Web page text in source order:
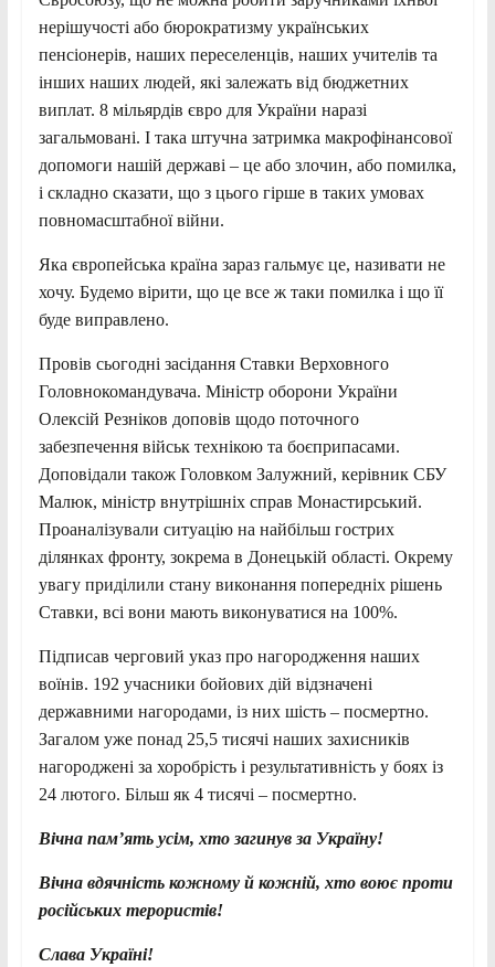
нерішучості або бюрократизму українських
пенсіонерів, наших переселенців, наших учителів та
інших наших людей, які залежать від бюджетних
виплат. 8 мільярдів євро для України наразі
загальмовані. І така штучна затримка макрофінансової
допомоги нашій державі – це або злочин, або помилка,
і складно сказати, що з цього гірше в таких умовах
повномасштабної війни.
Яка європейська країна зараз гальмує це, називати не
хочу. Будемо вірити, що це все ж таки помилка і що її
буде виправлено.
Провів сьогодні засідання Ставки Верховного
Головнокомандувача. Міністр оборони України
Олексій Резніков доповів щодо поточного
забезпечення військ технікою та боєприпасами.
Доповідали також Головком Залужний, керівник СБУ
Малюк, міністр внутрішніх справ Монастирський.
Проаналізували ситуацію на найбільш гострих
ділянках фронту, зокрема в Донецькій області. Окрему
увагу приділили стану виконання попередніх рішень
Ставки, всі вони мають виконуватися на 100%.
Підписав черговий указ про нагородження наших
воїнів. 192 учасники бойових дій відзначені
державними нагородами, із них шість – посмертно.
Загалом уже понад 25,5 тисячі наших захисників
нагороджені за хоробрість і результативність у боях із
24 лютого. Більш як 4 тисячі – посмертно.
Вічна пам’ять усім, хто загинув за Україну!
Вічна вдячність кожному й кожній, хто воює проти
російських терористів!
Слава Україні!